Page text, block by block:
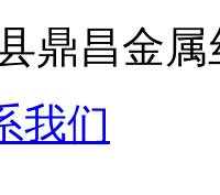
鼎昌金
我们